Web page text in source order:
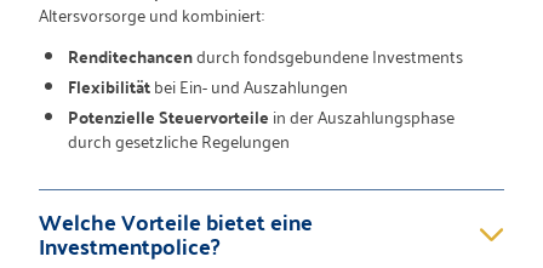
Altersvorsorge und kombiniert:
Renditechancendurch fondsgebundene Investments
Flexibilitätbei Ein- und Auszahlungen
Potenzielle Steuervorteile in der Auszahlungsphase
durch gesetzliche Regelungen
Welche Vorteile bietet eine
Investmentpolice?